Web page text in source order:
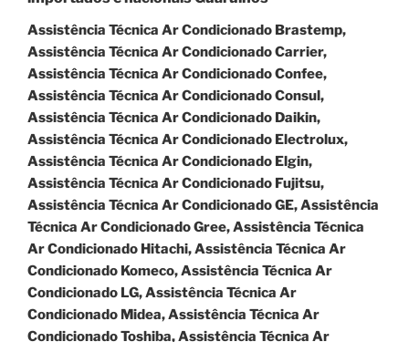
Assistência Técnica Ar Condicionado Brastemp,
Assistência Técnica Ar Condicionado Carrier,
Assistência Técnica Ar Condicionado Confee,
Assistência Técnica Ar Condicionado Consul,
Assistência Técnica Ar Condicionado Daikin,
Assistência Técnica Ar Condicionado Electrolux,
Assistência Técnica Ar Condicionado Elgin,
Assistência Técnica Ar Condicionado Fujitsu,
Assistência Técnica Ar Condicionado GE, Assistência
Técnica Ar Condicionado Gree, Assistência Técnica
Ar Condicionado Hitachi, Assistência Técnica Ar
Condicionado Komeco, Assistência Técnica Ar
Condicionado LG, Assistência Técnica Ar
Condicionado Midea, Assistência Técnica Ar
Condicionado Toshiba, Assistência Técnica Ar